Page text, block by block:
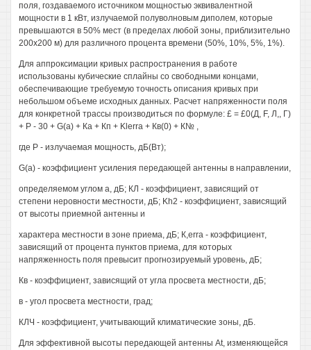
поля, гоздаваемого источником мощностью эквивалентной
мощности в 1 кВт, излучаемой полуволновым диполем, которые
превышаются в 50% мест (в пределах любой зоны, приблизительно
200x200 м) для различного процента времени (50%, 10%, 5%, 1%).
Для аппроксимации кривых распространения в работе
использованы кубические сплайны со свободными концами,
обеспечивающие требуемую точность описания кривых при
небольшом объеме исходных данных. Расчет напряженности поля
для конкретной трассы производиться по формуле: £ = £0(Д, F, Л,, Г)
+ Р - 30 + G(a) + Ка + Кп + Klerra + Кв(0) + К№ ,
где Р - излучаемая мощность, дБ(Вт);
G(a) - коэффициент усиления передающей антенны в направлении,
определяемом углом а, дБ; КЛ - коэффициент, зависящий от
степени неровности местности, дБ; Kh2 - коэффициент, зависящий
от высоты приемной антенны и
характера местности в зоне приема, дБ; К,erra - коэффициент,
зависящий от процента пунктов приема, для которых
напряженность поля превысит прогнозируемый уровень, дБ;
Кв - коэффициент, зависящий от угла просвета местности, дБ;
в - угол просвета местности, град;
КЛЧ - коэффициент, учитывающий климатические зоны, дБ.
Для эффективной высоты передающей антенны At, изменяющейся